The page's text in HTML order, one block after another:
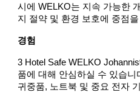
시에 WELKO는 지속 가능한
지 절약 및 환경 보호에 중점
경험
3 Hotel Safe WELKO
품에 대해 안심하실 수 있습
귀중품, 노트북 및 중요 전자